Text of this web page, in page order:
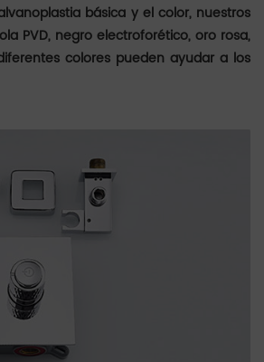
básica y el color, nuestros
PVD, negro electroforético, oro rosa,
colores pueden ayudar a los